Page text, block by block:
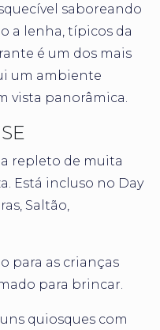
saboreando
a lenha, típicos da
é um dos mais
um ambiente
vista panorâmica.
repleto de muita
Está incluso no Day
Saltão,
para as crianças
para brincar.
quiosques com